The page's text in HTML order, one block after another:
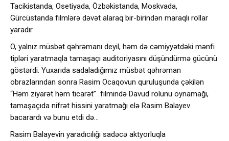
Tacikistanda, Osetiyada, Özbəkistanda, Moskvada,
Gürcüstanda filmlərə dəvət alaraq bir-birindən maraqlı rollar
yaradır.
O, yalnız müsbət qəhrəmanı deyil, həm də cəmiyyətdəki mənfi
tipləri yaratmaqla tamaşaçı auditoriyasını düşündürmə gücünü
göstərdi. Yuxarıda sadaladığımız müsbət qəhrəman
obrazlarından sonra Rasim Ocaqovun quruluşunda çəkilən
“Həm ziyarət həm ticarət” filmində Davud rolunu oynamağı,
tamaşaçıda nifrət hissini yaratmağı elə Rasim Balayev
bacarardı və bunu etdi də…
Rasim Balayevin yaradıcılığı sadəcə aktyorluqla